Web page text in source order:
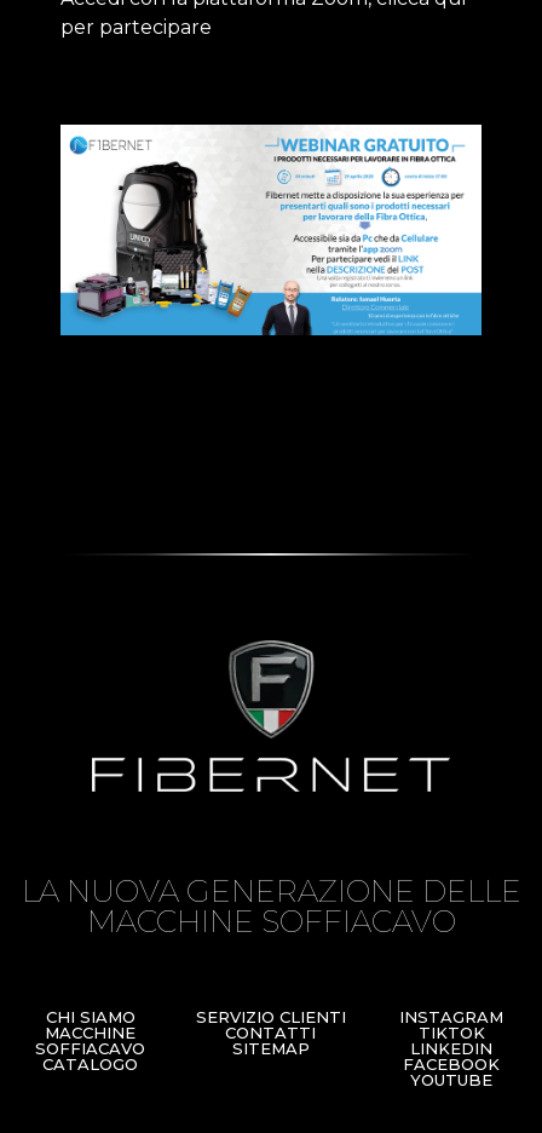
per partecipare
LA NUOVA GENERAZIONE DELLE
MACCHINE SOFFIACAVO
CHI SIAMO
MACCHINE
SOFFIACAVO
CATALOGO
SERVIZIO CLIENTI
CONTATTI
SITEMAP
INSTAGRAM
TIKTOK
LINKEDIN
FACEBOOK
YOUTUBE